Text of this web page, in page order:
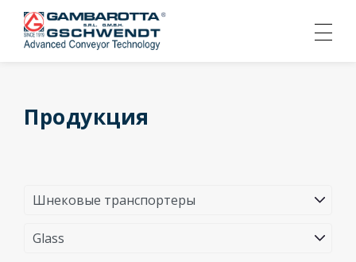
Продукция